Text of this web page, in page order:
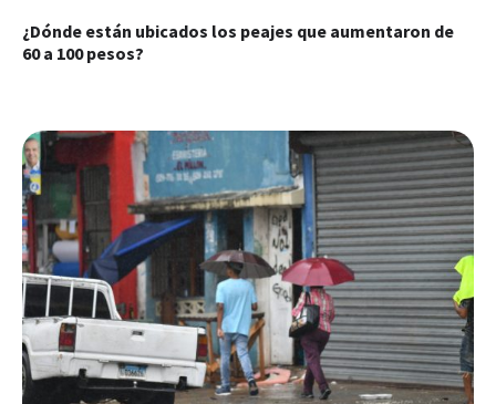
¿Dónde están ubicados los peajes que aumentaron de
60 a 100 pesos?